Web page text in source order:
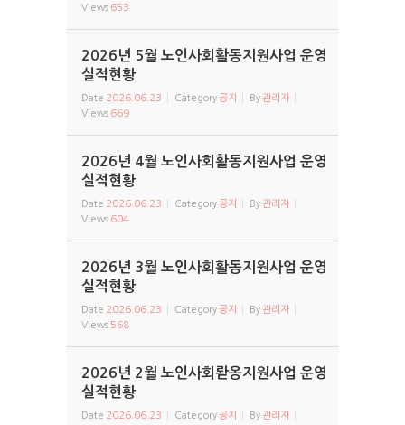
Views 653
2026년 5월 노인사회활동지원사업 운영
실적현황
Date 2026.06.23 Category공지 By 관리자
Views 669
2026년 4월 노인사회활동지원사업 운영
실적현황
Date 2026.06.23 Category공지 By 관리자
Views 604
2026년 3월 노인사회활동지원사업 운영
실적현황
Date 2026.06.23 Category공지 By 관리자
Views 568
2026년 2월 노인사회롿옹지원사업 운영
실적현황
Date 2026.06.23 Category공지 By 관리자